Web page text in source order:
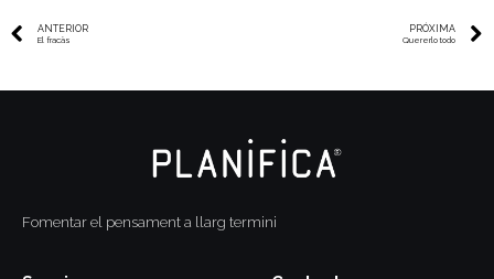
ANTERIOR
El fracàs
PRÓXIMA
Quererlo todo
Fomentar el pensament a llarg termini